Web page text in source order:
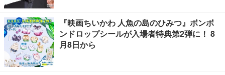
『映画ちいかわ 人魚の島のひみつ』ボンボ
ンドロップシールが入場者特典第2弾に！ 8
月8日から